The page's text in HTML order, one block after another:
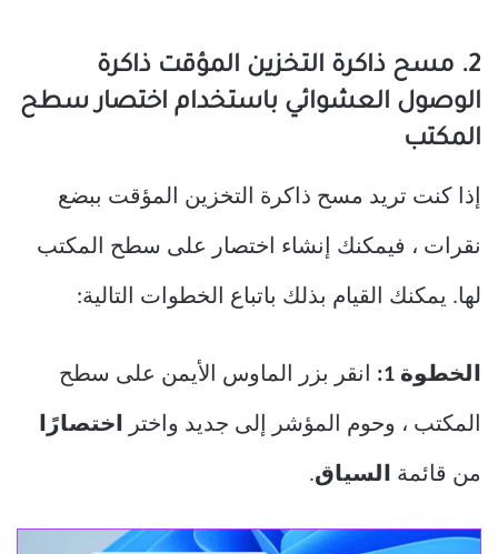
2. مسح ذاكرة التخزين المؤقت ذاكرة
الوصول العشوائي باستخدام اختصار سطح
المكتب
إذا كنت تريد مسح ذاكرة التخزين المؤقت ببضع
نقرات ، فيمكنك إنشاء اختصار على سطح المكتب
لها. يمكنك القيام بذلك باتباع الخطوات التالية:
الخطوة 1: انقر بزر الماوس الأيمن على سطح
المكتب ، وحوم المؤشر إلى جديد واختر اختصارًا
من قائمة السياق.